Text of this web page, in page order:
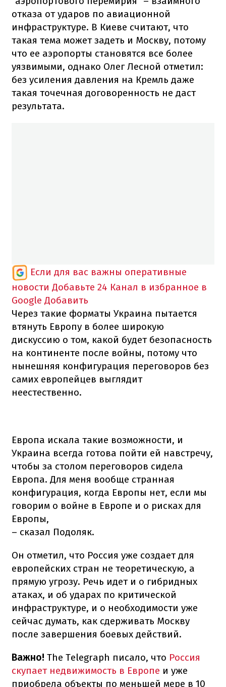
отказа от ударов по авиационной
инфраструктуре. В Киеве считают, что
такая тема может задеть и Москву, потому
что ее аэропорты становятся все более
уязвимыми, однако Олег Лесной отметил:
без усиления давления на Кремль даже
такая точечная договоренность не даст
результата.
Если для вас важны оперативные
новости Добавьте 24 Канал в избранное в
Google Добавить
Через такие форматы Украина пытается
втянуть Европу в более широкую
дискуссию о том, какой будет безопасность
на континенте после войны, потому что
нынешняя конфигурация переговоров без
самих европейцев выглядит
неестественно.
Европа искала такие возможности, и
Украина всегда готова пойти ей навстречу,
чтобы за столом переговоров сидела
Европа. Для меня вообще странная
конфигурация, когда Европы нет, если мы
говорим о войне в Европе и о рисках для
Европы,
– сказал Подоляк.
Он отметил, что Россия уже создает для
европейских стран не теоретическую, а
прямую угрозу. Речь идет и о гибридных
атаках, и об ударах по критической
инфраструктуре, и о необходимости уже
сейчас думать, как сдерживать Москву
после завершения боевых действий.
Важно! The Telegraph писало, что Россия
скупает недвижимость в Европе и уже
приобрела объекты по меньшей мере в 10